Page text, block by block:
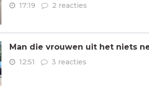
17:19 2 reacties
Man die vrouwen uit het niets
12:51 3 reacties